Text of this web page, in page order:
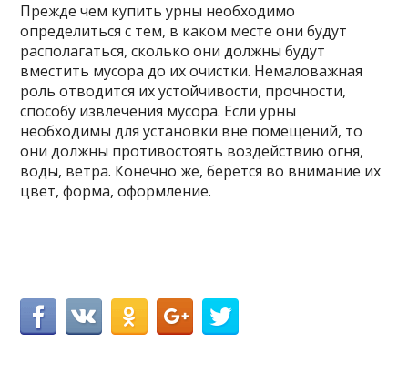
Прежде чем купить урны необходимо
определиться с тем, в каком месте они будут
располагаться, сколько они должны будут
вместить мусора до их очистки. Немаловажная
роль отводится их устойчивости, прочности,
способу извлечения мусора. Если урны
необходимы для установки вне помещений, то
они должны противостоять воздействию огня,
воды, ветра. Конечно же, берется во внимание их
цвет, форма, оформление.